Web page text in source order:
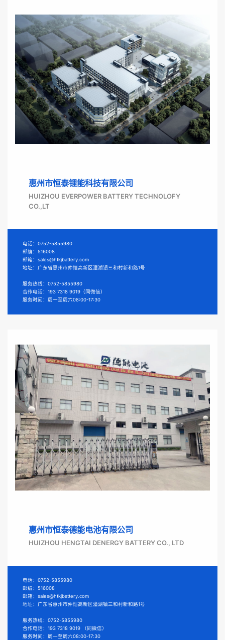
惠州市恒泰锂能科技有限公司
HUIZHOU EVERPOWER BATTERY TECHNOLOFY
CO.,LT
电话：0752-5855980
邮编：516008
邮箱：sales@htkjbattery.com
地址：广东省惠州市仲恺高新区潼湖镇三和村新和路1号
服务热线：0752-5855980
合作电话：193 7318 9019 （同微信）
服务时间：周一至周六08:00-17:30
惠州市恒泰德能电池有限公司
HUIZHOU HENGTAI DENERGY BATTERY CO., LTD
电话：0752-5855980
邮编：516008
邮箱：sales@htkjbattery.com
地址：广东省惠州市仲恺高新区潼湖镇三和村新和路1号
服务热线：0752-5855980
合作电话：193 7318 9019
（同微信）
服务时间：周一至周六08:00-17:30